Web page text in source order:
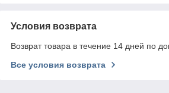
Условия возврата
Возврат товара в течение 14 дней по
Все условия возврата